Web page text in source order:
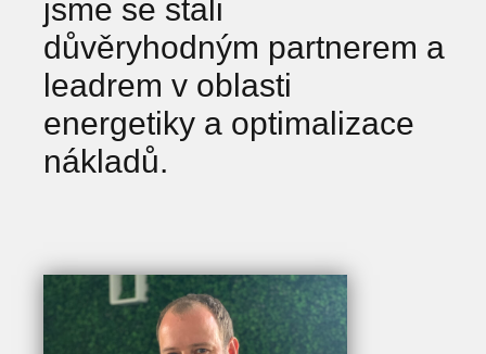
jsme se stali
důvěryhodným partnerem a
leadrem v oblasti
energetiky a optimalizace
nákladů.